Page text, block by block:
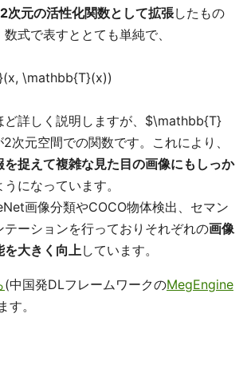
2次元の活性化関数として拡張したもの
式で表すととても単純で、
\mathbb{T}(x))
ど詳しく説明しますが、$\mathbb{T}
元空間での関数です。これにより、
を捉えて複雑な見た目の画像にもしっか
うになっています。
画像分類やCOCO物体検出、セマン
テーションを行っておりそれぞれの画像
を大きく向上しています。
(中国発DLフレームワークのMegEngine
す。